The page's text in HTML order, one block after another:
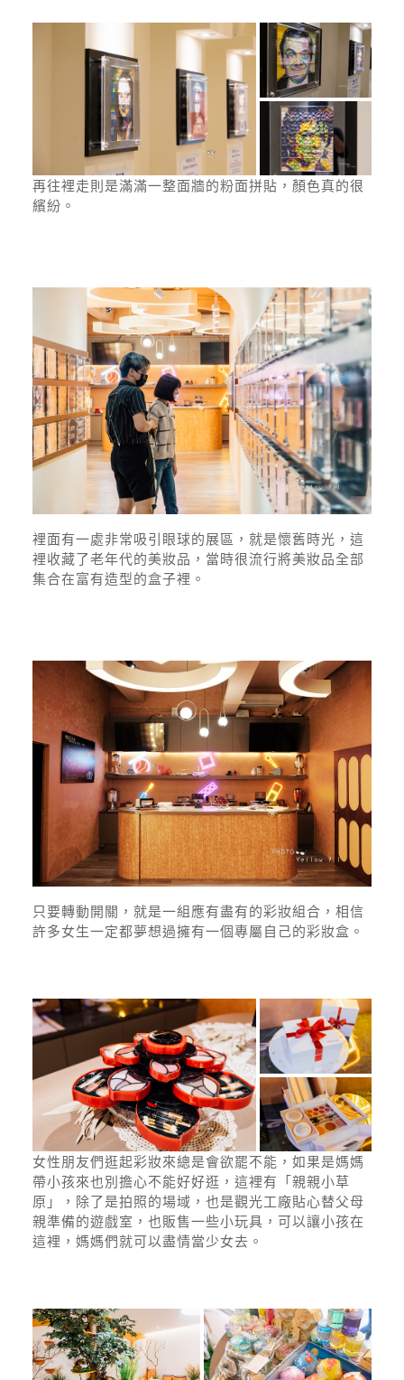
再往裡走則是滿滿一整面牆的粉面拼貼，顏色真的很
繽紛。
裡面有一處非常吸引眼球的展區，就是懷舊時光，這
裡收藏了老年代的美妝品，當時很流行將美妝品全部
集合在富有造型的盒子裡。
只要轉動開關，就是一組應有盡有的彩妝組合，相信
許多女生一定都夢想過擁有一個專屬自己的彩妝盒。
女性朋友們逛起彩妝來總是會欲罷不能，如果是媽媽
帶小孩來也別擔心不能好好逛，這裡有「親親小草
原」，除了是拍照的場域，也是觀光工廠貼心替父母
親準備的遊戲室，也販售一些小玩具，可以讓小孩在
這裡，媽媽們就可以盡情當少女去。